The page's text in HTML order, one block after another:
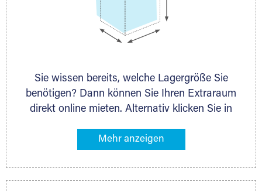
Sie wissen bereits, welche Lagergröße Sie
benötigen? Dann können Sie Ihren Extraraum
direkt online mieten. Alternativ klicken Sie in
Gegenstände an, die Sie einlagern möchten –
ermittelt. Natürlich steht Ihnen Ihr Extraraum